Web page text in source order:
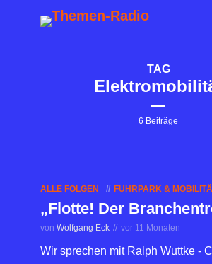
TAG
6 Beiträge
ALLE FOLGEN FUHRPARK &
„Flotte! Der
von Wolfgang Eck vor 11 Monaten
Wir sprechen mit Ralph Wuttke -